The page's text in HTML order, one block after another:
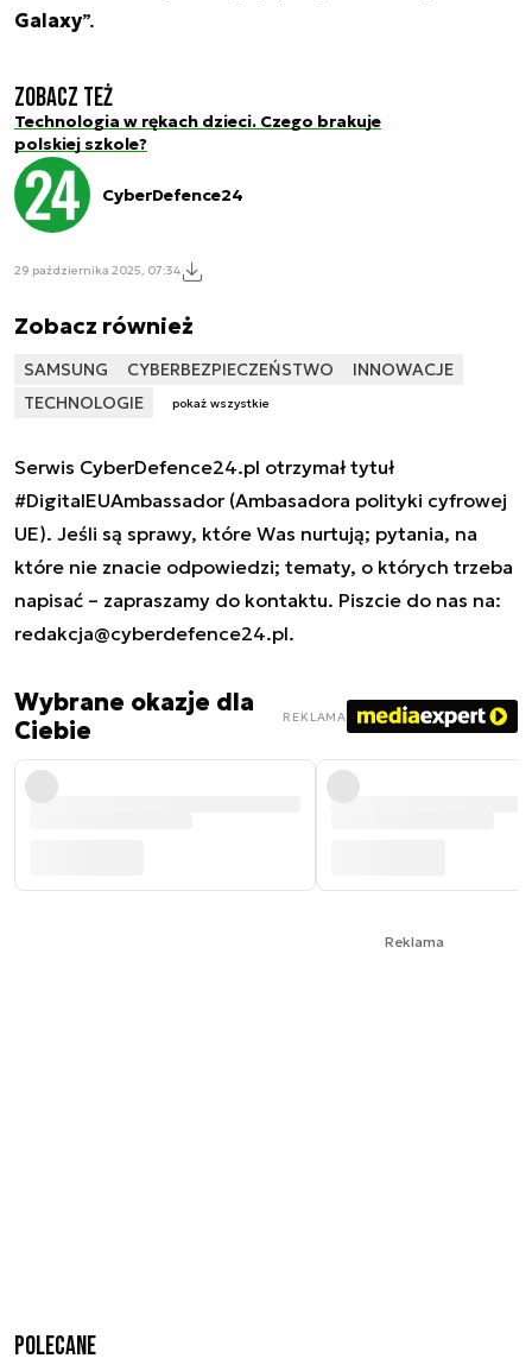
Galaxy”.
Zobacz też
Technologia w rękach dzieci. Czego brakuje
polskiej szkole?
CyberDefence24
29 października 2025, 07:34
Zobacz również
SAMSUNG CYBERBEZPIECZEŃSTWO
INNOWACJE
TECHNOLOGIE
pokaż wszystkie
Serwis CyberDefence24.pl otrzymał tytuł
#DigitalEUAmbassador (Ambasadora polityki cyfrowej
UE). Jeśli są sprawy, które Was nurtują; pytania, na
które nie znacie odpowiedzi; tematy, o których trzeba
napisać – zapraszamy do kontaktu. Piszcie do nas na:
redakcja@cyberdefence24.pl.
Wybrane okazje dla
Ciebie
REKLAMA
Reklama
Polecane